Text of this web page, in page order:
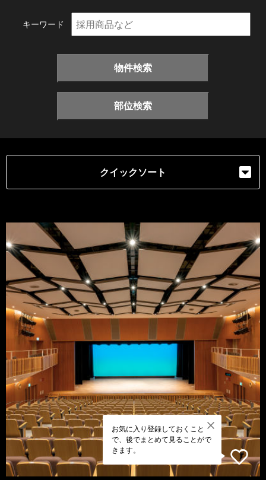
キーワード
物件検索
部位検索
クイックソート
お気に入り登録しておくこと
で、後でまとめて見ることがで
きます。